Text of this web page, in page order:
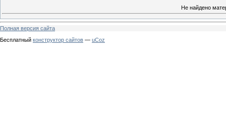
Не найдено
Полная версия сайта
Бесплатный конструктор сайтов — uCoz